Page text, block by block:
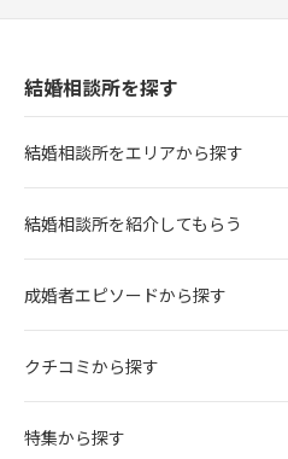
結婚相談所を探す
結婚相談所をエリアから探す
結婚相談所を紹介してもらう
成婚者エピソードから探す
クチコミから探す
特集から探す